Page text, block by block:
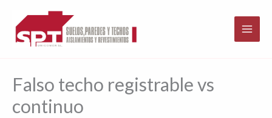
contenido
Falso techo registrable vs
continuo